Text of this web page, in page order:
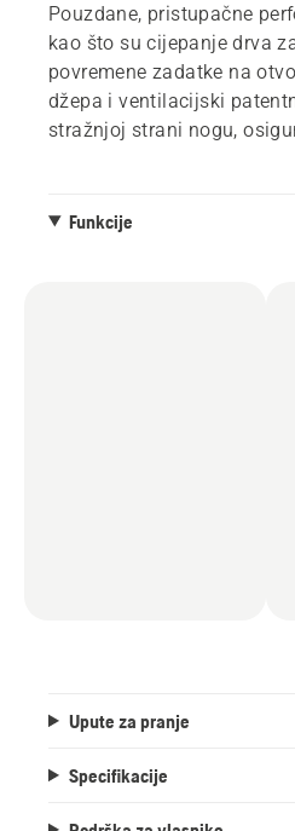
Pouzdane, pristupačne
kao što su cijepanje drva
povremene zadatke na
džepa i ventilacijski
stražnjoj strani nogu,
Funkcije
Upute za pranje
Specifikacije